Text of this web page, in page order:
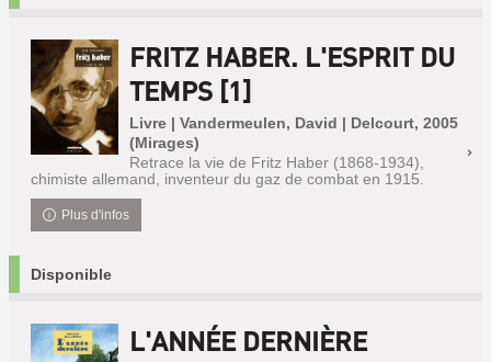
FRITZ HABER. L'ESPRIT DU
TEMPS [1]
Livre | Vandermeulen, David | Delcourt, 2005
(Mirages)
Retrace la vie de Fritz Haber (1868-1934),
chimiste allemand, inventeur du gaz de combat en 1915.
Plus d'infos
Disponible
L'ANNÉE DERNIÈRE